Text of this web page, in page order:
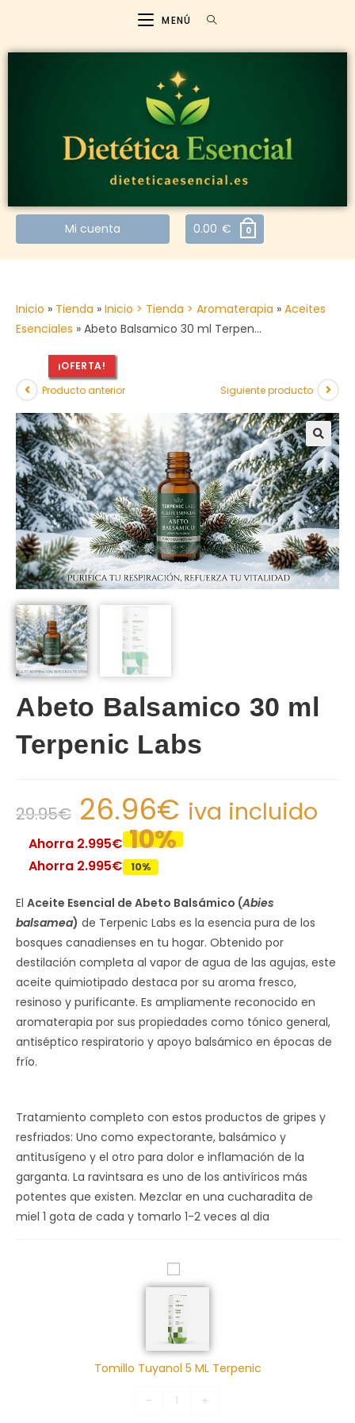
MENÚ
Mi cuenta 0.00 € 0
Inicio » Tienda » Inicio > Tienda > Aromaterapia » Aceites
Esenciales » Abeto Balsamico 30 ml Terpen…
¡OFERTA!
Producto anterior
Siguiente producto
Abeto Balsamico 30 ml
Terpenic Labs
29.95€ 26.96€ iva incluido
Ahorra 2.995€ 10%
Ahorra 2.995€ 10%
El Aceite Esencial de Abeto Balsámico (Abies
balsamea) de Terpenic Labs es la esencia pura de los
bosques canadienses en tu hogar. Obtenido por
destilación completa al vapor de agua de las agujas, este
aceite quimiotipado destaca por su aroma fresco,
resinoso y purificante. Es ampliamente reconocido en
aromaterapia por sus propiedades como tónico general,
antiséptico respiratorio y apoyo balsámico en épocas de
frío.
Tratamiento completo con estos productos de gripes y
resfriados: Uno como expectorante, balsámico y
antitusígeno y el otro para dolor e inflamación de la
garganta. La ravintsara es uno de los antivíricos más
potentes que existen. Mezclar en una cucharadita de
miel 1 gota de cada y tomarlo 1-2 veces al dia
o
m
i
l
l
Tomillo Tuyanol 5 ML Terpenic
- +